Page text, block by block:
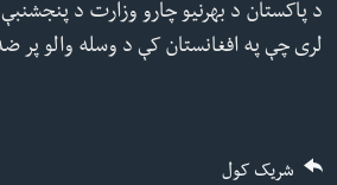
شئ
360p
د پاکستان د بهرنیو چارو وزارت د
لری چې په افغانستان کې د وسله والو پر
شریک کول